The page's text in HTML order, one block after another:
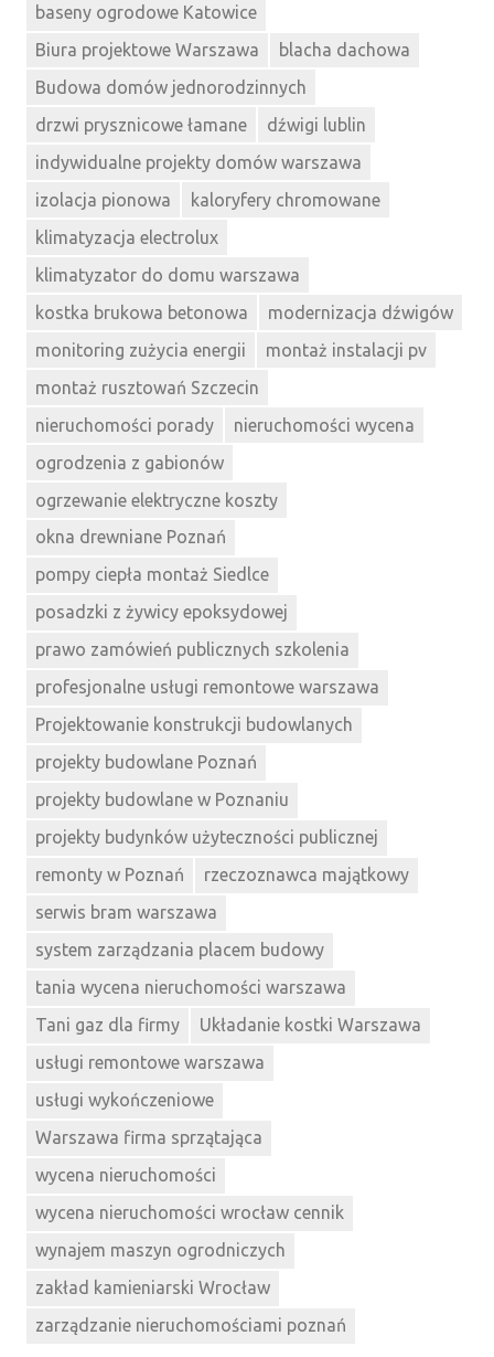
baseny ogrodowe Katowice
Biura projektowe Warszawa
blacha dachowa
Budowa domów jednorodzinnych
drzwi prysznicowe łamane
dźwigi lublin
indywidualne projekty domów warszawa
izolacja pionowa
kaloryfery chromowane
klimatyzacja electrolux
klimatyzator do domu warszawa
kostka brukowa betonowa
modernizacja dźwigów
monitoring zużycia energii
montaż instalacji pv
montaż rusztowań Szczecin
nieruchomości porady
nieruchomości wycena
ogrodzenia z gabionów
ogrzewanie elektryczne koszty
okna drewniane Poznań
pompy ciepła montaż Siedlce
posadzki z żywicy epoksydowej
prawo zamówień publicznych szkolenia
profesjonalne usługi remontowe warszawa
Projektowanie konstrukcji budowlanych
projekty budowlane Poznań
projekty budowlane w Poznaniu
projekty budynków użyteczności publicznej
remonty w Poznań
rzeczoznawca majątkowy
serwis bram warszawa
system zarządzania placem budowy
tania wycena nieruchomości warszawa
Tani gaz dla firmy
Układanie kostki Warszawa
usługi remontowe warszawa
usługi wykończeniowe
Warszawa firma sprzątająca
wycena nieruchomości
wycena nieruchomości wrocław cennik
wynajem maszyn ogrodniczych
zakład kamieniarski Wrocław
zarządzanie nieruchomościami poznań